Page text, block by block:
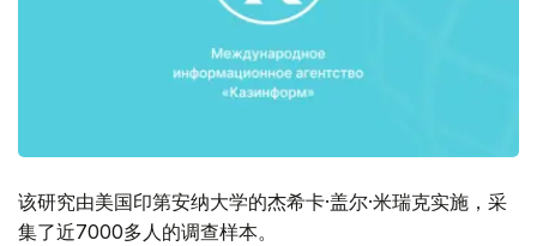
该研究由美国印第安纳大学的杰希卡·盖尔·米瑞克实施，采
集了近7000多人的调查样本。